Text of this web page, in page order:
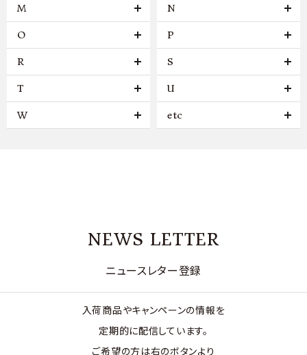
M N
O P
R S
T U
W etc
NEWS LETTER
ニュースレター登録
入荷商品やキャンペーンの情報を
定期的に配信しています。
ご希望の方は右のボタンより